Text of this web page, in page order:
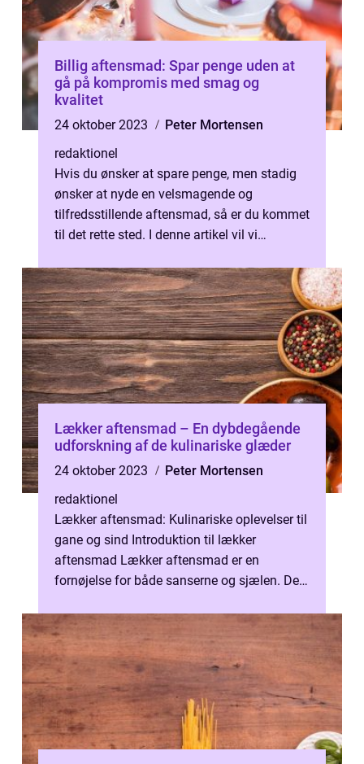
Billig aftensmad: Spar penge uden at
gå på kompromis med smag og
kvalitet
24 oktober 2023
Peter Mortensen
redaktionel
Hvis du ønsker at spare penge, men stadig
ønsker at nyde en velsmagende og
tilfredsstillende aftensmad, så er du kommet
til det rette sted. I denne artikel vil vi
Lækker aftensmad – En dybdegående
udforskning af de kulinariske glæder
24 oktober 2023
Peter Mortensen
redaktionel
Lækker aftensmad: Kulinariske oplevelser til
gane og sind Introduktion til lækker
aftensmad Lækker aftensmad er en
fornøjelse for både sanserne og sjælen. Det